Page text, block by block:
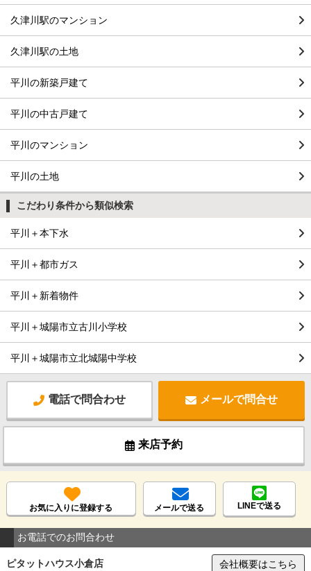
久津川駅のマンション
久津川駅の土地
平川の新築戸建て
平川の中古戸建て
平川のマンション
平川の土地
こだわり条件から類似検索
平川＋本下水
平川＋都市ガス
平川＋新着物件
平川＋城陽市立古川小学校
平川＋城陽市立北城陽中学校
電話で問合わせ メールで問合せ
来店予約
お気に入りに登録する メールで送る LINEで送る
お電話でのお問合わせ
ピタットハウス小倉店 会社概要はこちら